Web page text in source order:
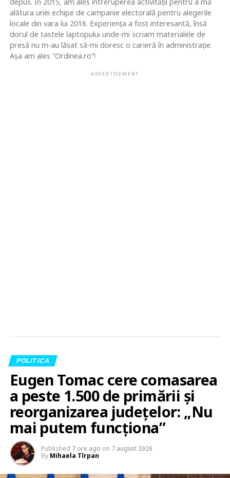
alătura unei echipe de campanie electorală pentru alegerile
locale din vara lui 2016. Experiența a fost interesantă, însă
dorul de tastele laptopului unde-mi scriam materialele de
presă nu m-au lăsat să-mi doresc o carieră în administrație.
Așa am ales “Ordinea.ro”!
ADVERTISEMENT
POLITICA
Eugen Tomac cere comasarea
a peste 1.500 de primării și
reorganizarea județelor: „Nu
mai putem funcționa”
Published 7 ore ago on 7 august 2026
By Mihaela Tîrpan